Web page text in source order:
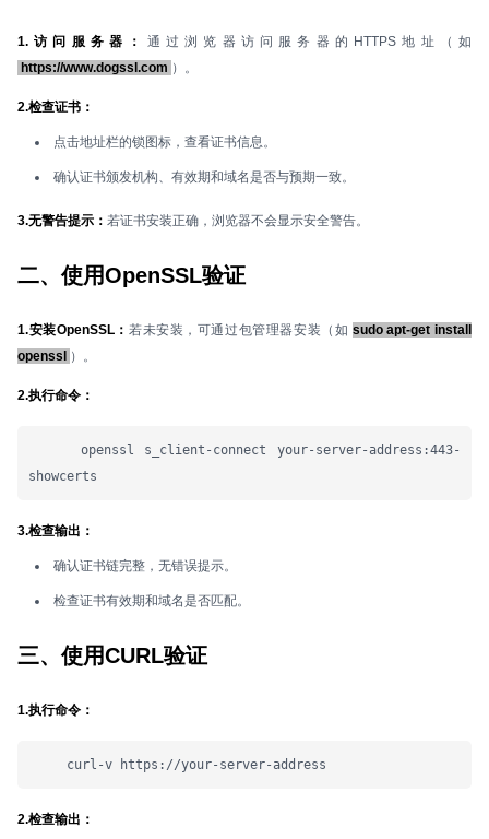
1.访问服务器： 通过浏览器访问服务器的HTTPS地址（如
https://www.dogssl.com ）。
2.检查证书：
点击地址栏的锁图标，查看证书信息。
确认证书颁发机构、有效期和域名是否与预期一致。
3.无警告提示： 若证书安装正确，浏览器不会显示安全警告。
二、使用OpenSSL验证
1.安装OpenSSL： 若未安装，可通过包管理器安装（如 sudo apt-get install
openssl
）。
2.执行命令：
showcerts
3.检查输出：
确认证书链完整，无错误提示。
检查证书有效期和域名是否匹配。
三、使用CURL验证
1.执行命令：
     curl-v https://your-server-address
2.检查输出：